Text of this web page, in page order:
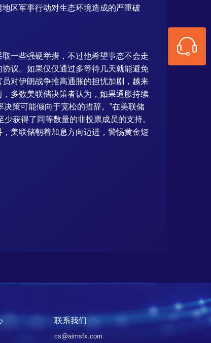
区军事行动对生态环境造成的严重破
一些强硬举措，不过他希望事态不会走
议。如果仅仅通过多等待几天就能避免
对伊朗战争推高通胀的担忧加剧，越来
多数美联储决策者认为，如果通胀持续
策可能倾向于宽松的措辞。”在美联储
获得了同等数量的非投票成员的支持。
美联储朝着加息方向迈进，警惕黄金短
联系我们
cs@aimsfx.com